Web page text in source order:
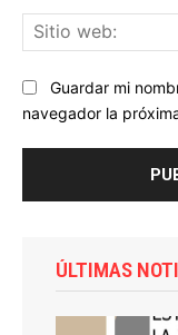
Guardar mi
navegador la
ÚLTIMAS